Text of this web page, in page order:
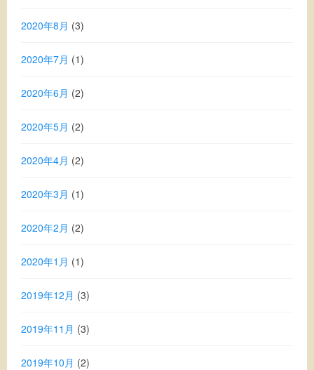
2020年8月 (3)
2020年7月 (1)
2020年6月 (2)
2020年5月 (2)
2020年4月 (2)
2020年3月 (1)
2020年2月 (2)
2020年1月 (1)
2019年12月 (3)
2019年11月 (3)
2019年10月 (2)